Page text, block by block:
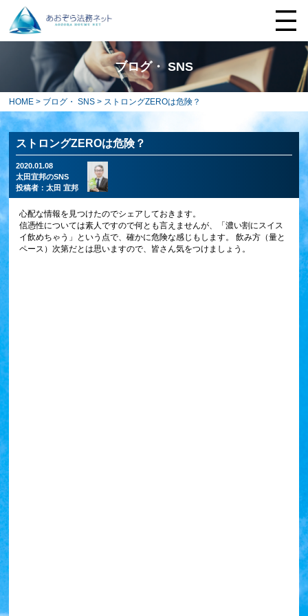
ブログ・ SNS
HOME > ブログ・ SNS > ストロングZEROは危険？
ストロングZEROは危険？
2020.01.08
太田宜邦のSNS
投稿者：太田 宜邦
心配な情報を見つけたのでシェアしておきます。
信憑性については素人ですので何とも言えませんが、「濃い割にスイス
イ飲めちゃう」という点で、確かに危険な感じもします。 飲み方（量と
ペース）次第だとは思いますので、皆さん気をつけましょう。